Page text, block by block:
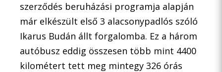
szerződés beruházási programja alapján
már elkészült első 3 alacsonypadlós szóló
Ikarus Budán állt forgalomba. Ez a három
autóbusz eddig összesen több mint 4400
kilométert tett meg mintegy 326 órás